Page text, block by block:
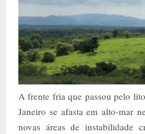
A frente fria que passou pelo
Janeiro se afasta em alto-mar
novas áreas de instabilidade